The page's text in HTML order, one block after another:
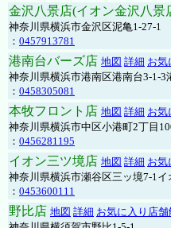
金沢八景店(イオン金沢八景
神奈川県横浜市金沢区泥亀1-27-1
： 0457913781
港南台バーズ店 地図 詳細 お気
神奈川県横浜市港南区港南台3-1-3
： 0458305081
本牧フロント店 地図 詳細 お気
神奈川県横浜市中区小港町2丁目
： 0456281195
イオン三ツ境店 地図 詳細 お気
神奈川県横浜市瀬谷区三ッ境7-1
： 0453600111
野比店 地図 詳細 お気に入り店舗